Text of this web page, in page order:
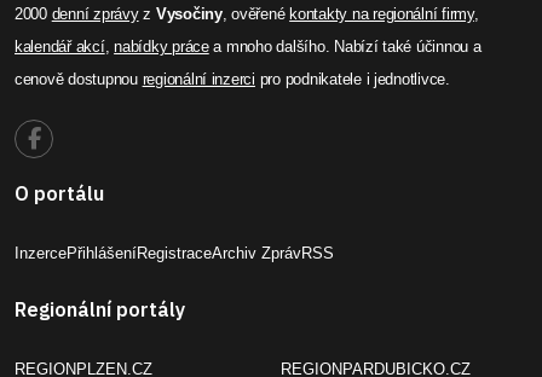
2000 denní zprávyz Vysočiny, ověřené kontakty na regionální firmy,
kalendář akcí,nabídky prácea mnoho dalšího. Nabízí také účinnou a
cenově dostupnou regionální inzerci pro podnikatele i jednotlivce.
O portálu
InzercePřihlášeníRegistraceArchiv ZprávRSS
Regionální portály
REGIONPLZEN.CZ REGIONPARDUBICKO.CZ